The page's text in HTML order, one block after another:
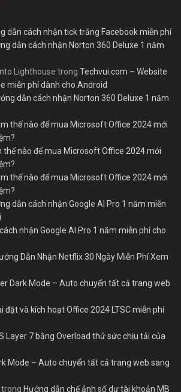
dẫn cách nhận tick trắng Facebook miễn phí
dẫn cách nhận Norton 360 Deluxe 1 năm
Lighthouse trong Techvui.com – Website
miễn phí dành cho Android
dẫn cách nhận Norton 360 Deluxe 1 năm
thế nào để mua Microsoft Office 2024 mới
thế nào để mua Microsoft Office 2024 mới
thế nào để mua Microsoft Office 2024 mới
dẫn cách nhận Google AI Pro 1 năm miễn
nhận Google AI Pro 1 năm miễn phí cho
Dẫn Nhận Netflix 30 Ngày Miễn Phí Xem
Dark Mode – Auto chuyển tất cả trang web
đặt và kích hoạt Office 2024 LTSC miễn phí
Layer 7 bằng Overload thử sức chịu tải của
Mode – Auto chuyển tất cả trang web sang
trong Hướng dẫn chế ảnh số dư tài khoản MB